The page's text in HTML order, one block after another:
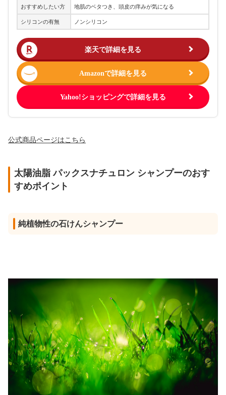
おすすめしたい方 地肌のベタつき、頭皮の痒みが気になる
シリコンの有無 ノンシリコン
楽天で詳細を見る
Amazonで詳細を見る
Yahoo!ショッピングで詳細を見る
公式商品ページはこちら
太陽油脂 パックスナチュロン シャンプーのおす
すめポイント
純植物性の石けんシャンプー